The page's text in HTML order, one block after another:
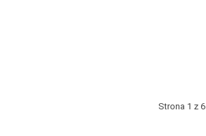
Strona 1 z 6